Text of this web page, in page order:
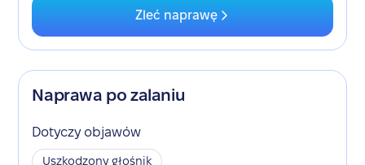
Zleć naprawę
Naprawa po zalaniu
Dotyczy objawów
Uszkodzony głośnik